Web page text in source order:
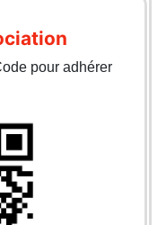
pour adhérer